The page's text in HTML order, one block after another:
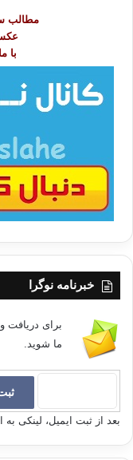
مطالب
با
خبرنامه نوگرا
برای دریافت
ما شوید.
بعد از ثبت ایمیل، لینکی به